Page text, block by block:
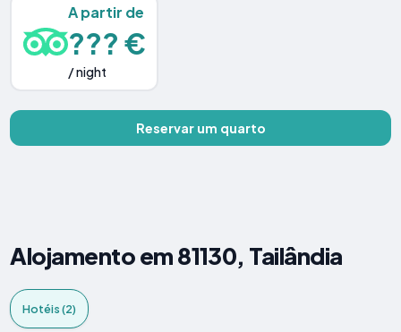
A partir de
??? €
/ night
Reservar um quarto
Alojamento em 81130, Tailândia
Hotéis (2)